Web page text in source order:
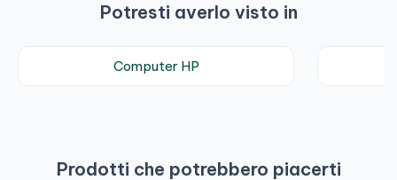
Potresti averlo visto in
Computer HP
Prodotti che potrebbero piacerti